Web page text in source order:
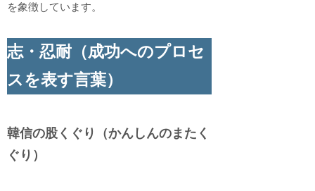
を象徴しています。
志・忍耐（成功へのプロセ
スを表す言葉）
韓信の股くぐり（かんしんのまたく
ぐり）